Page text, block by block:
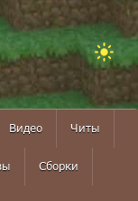
Видео Читы
Сборки